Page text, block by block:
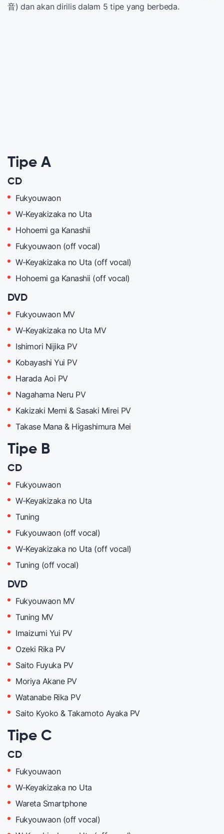
音) dan akan dirilis dalam 5 tipe yang berbeda.
Tipe A
CD
Fukyouwaon
W-Keyakizaka no Uta
Hohoemi ga Kanashii
Fukyouwaon (off vocal)
W-Keyakizaka no Uta (off vocal)
Hohoemi ga Kanashii (off vocal)
DVD
Fukyouwaon MV
W-Keyakizaka no Uta MV
Ishimori Nijika PV
Kobayashi Yui PV
Harada Aoi PV
Nagahama Neru PV
Kakizaki Memi & Sasaki Mirei PV
Takase Mana & Higashimura Mei
Tipe B
CD
Fukyouwaon
W-Keyakizaka no Uta
Tuning
Fukyouwaon (off vocal)
W-Keyakizaka no Uta (off vocal)
Tuning (off vocal)
DVD
Fukyouwaon MV
Tuning MV
Imaizumi Yui PV
Ozeki Rika PV
Saito Fuyuka PV
Moriya Akane PV
Watanabe Rika PV
Saito Kyoko & Takamoto Ayaka PV
Tipe C
CD
Fukyouwaon
W-Keyakizaka no Uta
Wareta Smartphone
Fukyouwaon (off vocal)